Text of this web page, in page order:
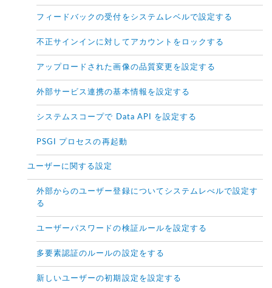
フィードバックの受付をシステムレベルで設定する
不正サインインに対してアカウントをロックする
アップロードされた画像の品質変更を設定する
外部サービス連携の基本情報を設定する
システムスコープで Data API を設定する
PSGI プロセスの再起動
ユーザーに関する設定
外部からのユーザー登録についてシステムレべルで設定す
る
ユーザーパスワードの検証ルールを設定する
多要素認証のルールの設定をする
新しいユーザーの初期設定を設定する